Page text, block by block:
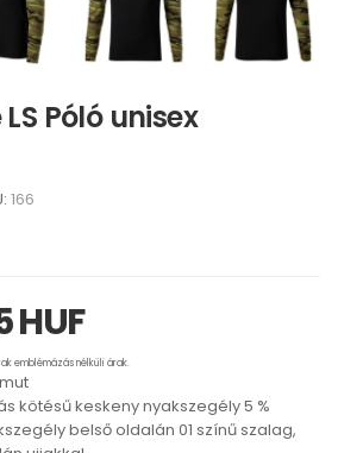
Póló unisex
166
HUF
emblémázás nélküli árak.
kötésű keskeny nyakszegély 5 %
belső oldalán 01 színű szalag,